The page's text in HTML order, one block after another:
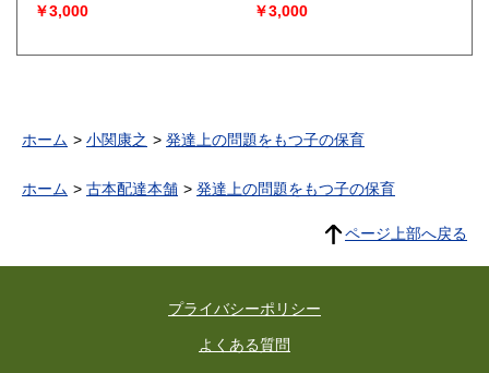
￥3,000
￥3,000
ホーム 小関康之 発達上の問題をもつ子の保育
ホーム 古本配達本舗 発達上の問題をもつ子の保育
ページ上部へ戻る
プライバシーポリシー
よくある質問